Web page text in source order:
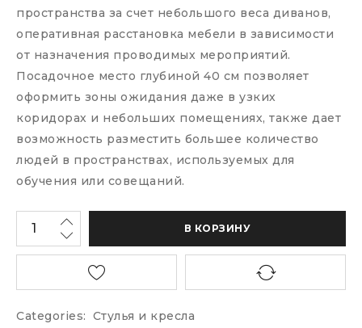
пространства за счет небольшого веса диванов,
оперативная расстановка мебели в зависимости
от назначения проводимых мероприятий.
Посадочное место глубиной 40 см позволяет
оформить зоны ожидания даже в узких
коридорах и небольших помещениях, также дает
возможность разместить большее количество
людей в пространствах, используемых для
обучения или совещаний.
В КОРЗИНУ
Categories: Стулья и кресла